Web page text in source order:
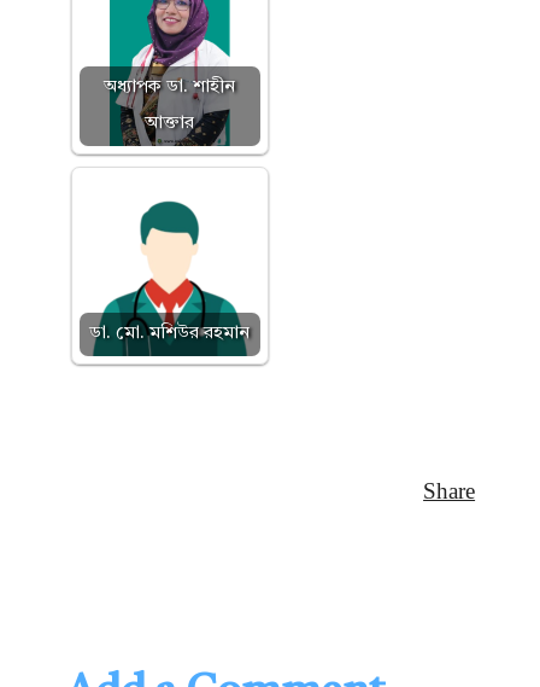
অধ্যাপক ডা. শাহীন
আক্তার
ডা. মো. মশিউর রহমান